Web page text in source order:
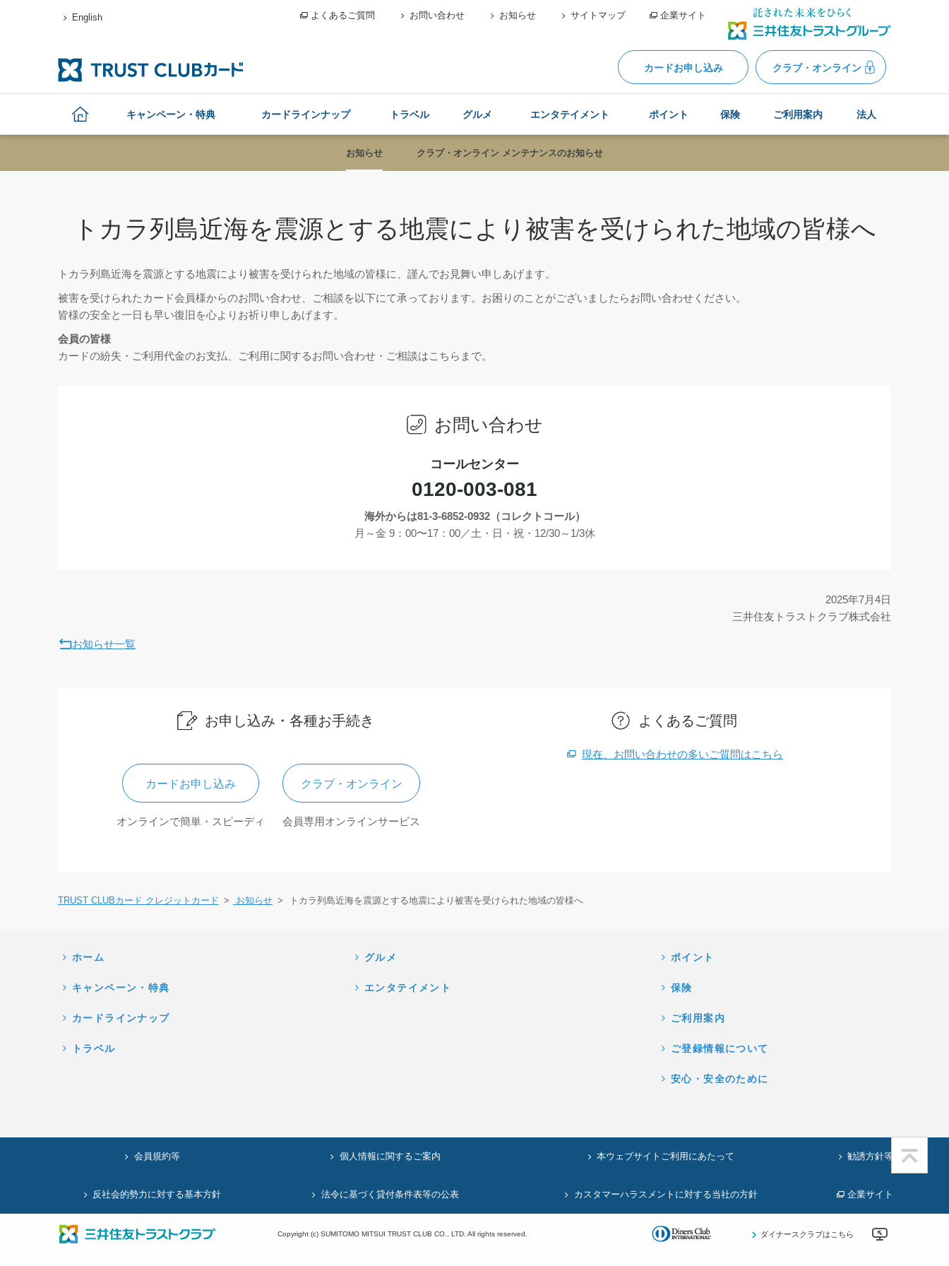
English よくあるご質問 お問い合わせ お知らせ サイトマップ 企業サイト
カードお申し込み クラブ・オンライン
キャンペーン・特典 カードラインナップ トラベル グルメ エンタテイメント ポイント 保険 ご利用案内 法人
お知らせ クラブ・オンライン メンテナンスのお知らせ
トカラ列島近海を震源とする地震により被害を受けられた地域の皆様へ
トカラ列島近海を震源とする地震により被害を受けられた地域の皆様に、謹んでお見舞い申しあげます。
被害を受けられたカード会員様からのお問い合わせ、ご相談を以下にて承っております。お困りのことがございましたらお問い合わせください。
皆様の安全と一日も早い復旧を心よりお祈り申しあげます。
会員の皆様
カードの紛失・ご利用代金のお支払、ご利用に関するお問い合わせ・ご相談はこちらまで。
お問い合わせ
コールセンター
0120-003-081
海外からは81-3-6852-0932（コレクトコール）
月～金 9：00〜17：00／土・日・祝・12/30～1/3休
2025年7月4日
三井住友トラストクラブ株式会社
お知らせ一覧
お申し込み・各種お手続き
カードお申し込み
オンラインで簡単・スピーディ
クラブ・オンライン
会員専用オンラインサービス
よくあるご質問
現在、お問い合わせの多いご質問はこちら
TRUST CLUBカード クレジットカード お知らせ トカラ列島近海を震源とする地震により被害を受けられた地域の皆様へ
ホーム
キャンペーン・特典
カードラインナップ
トラベル
グルメ
エンタテイメント
ポイント
保険
ご利用案内
ご登録情報について
安心・安全のために
会員規約等 個人情報に関するご案内 本ウェブサイトご利用にあたって 勧誘方針等
反社会的勢力に対する基本方針 法令に基づく貸付条件表等の公表 カスタマーハラスメントに対する当社の方針 企業サイト
Copyright (c) SUMITOMO MITSUI TRUST CLUB CO., LTD. All rights reserved. ダイナースクラブはこちら